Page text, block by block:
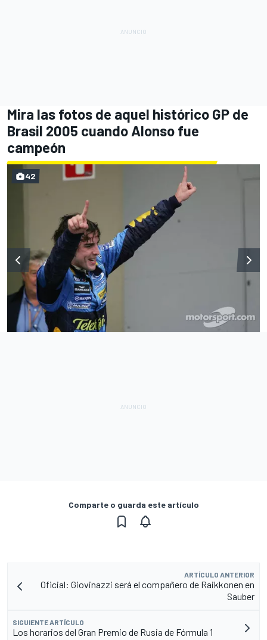
Mira las fotos de aquel histórico GP de
Brasil 2005 cuando Alonso fue
campeón
42
Comparte o guarda este artículo
ARTÍCULO ANTERIOR
Oficial: Giovinazzi será el compañero de Raikkonen en
Sauber
SIGUIENTE ARTÍCULO
Los horarios del Gran Premio de Rusia de Fórmula 1